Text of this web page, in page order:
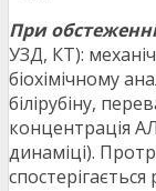
При обстеженні
УЗД, КТ):
біохімічному
білірубіну,
концентрація
динаміці).